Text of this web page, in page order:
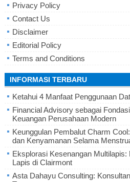
Privacy Policy
Contact Us
Disclaimer
Editorial Policy
Terms and Conditions
INFORMASI TERBARU
Ketahui 4 Manfaat Penggunaan
Financial Advisory sebagai
Keuangan Perusahaan Modern
Keunggulan Pembalut Charm
dan Kenyamanan Selama
Eksplorasi Kesenangan
Lapis di Clairmont
Asta Dahayu Consulting: